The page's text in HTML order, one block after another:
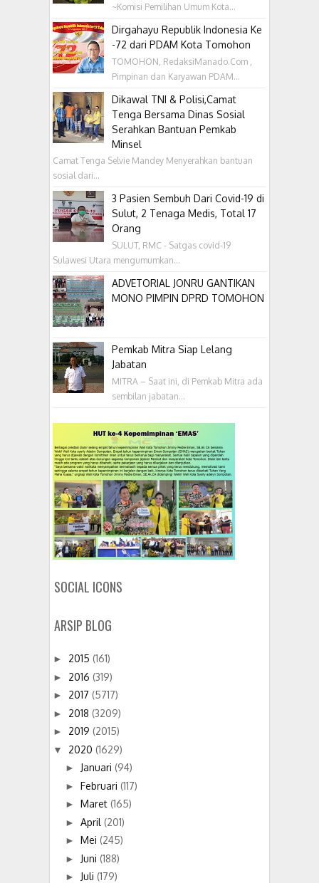
~Komisi Pemilihan Umum Kota...
Dirgahayu Republik Indonesia Ke
-72 dari PDAM Kota Tomohon
TOMOHON, RedaksiManado.Com ,
Pimpinan dan Karyawan PDAM...
Dikawal TNI & Polisi,Camat
Tenga Bersama Dinas Sosial
Serahkan Bantuan Pemkab
Minsel
Camat Tenga Selvie Mandey Menyerahkan bantuan
sosial dari...
3 Pasien Sembuh Dari Covid-19 di
Sulut, 2 Tenaga Medis, Total 17
Orang
SULUT, RMC - Satgas covid-19
Sulawesi Utara mengumumkan...
ADVETORIAL JONRU GANTIKAN
MONO PIMPIN DPRD TOMOHON
Pemkab Mitra Siap Lelang
Jabatan
MITRA – Saat ini, di Pemkab Mitra ada
sembilan jabatan...
SOCIAL ICONS
ARSIP BLOG
► 2015 (161)
► 2016 (319)
► 2017 (5717)
► 2018 (3209)
► 2019 (2015)
▼ 2020 (1629)
► Januari (94)
► Februari (117)
► Maret (165)
► April (201)
► Mei (245)
► Juni (188)
► Juli (179)